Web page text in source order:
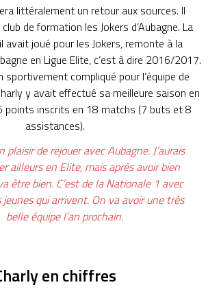
littéralement un retour aux sources. Il
de formation les Jokers d’Aubagne. La
avait joué pour les Jokers, remonte à la
en Ligue Elite, c’est à dire 2016/2017.
sportivement compliqué pour l’équipe de
y avait effectué sa meilleure saison en
points inscrits en 18 matchs (7 buts et 8
assistances).
plaisir de rejouer avec Aubagne. J’aurais
ailleurs en Elite, mais après avoir bien
être bien. C’est de la Nationale 1 avec
qui arrivent. On va avoir une très
belle équipe l’an prochain.
en chiffres